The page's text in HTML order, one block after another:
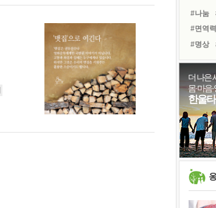
보
못
거
희
'모
#나눔
#면역력
#명상
#바이
#다짐
#도움
#위기
#건강
더 나은
몸·마음
한울